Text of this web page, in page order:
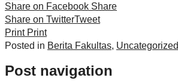
Link
Print
Share on Facebook Share
Share on TwitterTweet
Print Print
Posted in Berita Fakultas, Uncategorized
Post navigation